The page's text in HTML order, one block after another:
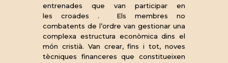
entrenades que van participar en
les croades . Els membres no
combatents de l’ordre van gestionar una
complexa estructura econòmica dins el
món cristià. Van crear, fins i tot, noves
tècniques financeres que constitueixen